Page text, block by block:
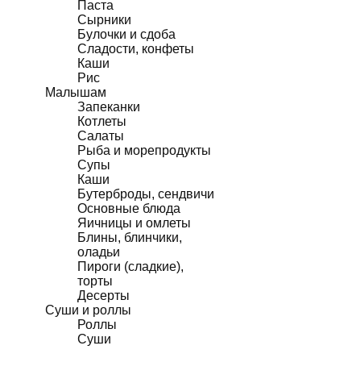
Паста
Сырники
Булочки и сдоба
Сладости, конфеты
Каши
Рис
Малышам
Запеканки
Котлеты
Салаты
Рыба и морепродукты
Супы
Каши
Бутерброды, сендвичи
Основные блюда
Яичницы и омлеты
Блины, блинчики,
оладьи
Пироги (сладкие),
торты
Десерты
Суши и роллы
Роллы
Суши